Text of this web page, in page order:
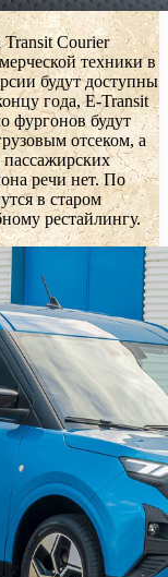
Courier
техники в
будут доступны
года, E-Transit
фургонов будут
отсеком, а
речи нет. По
в старом
рестайлингу.